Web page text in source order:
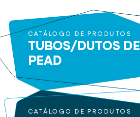
CATÁLOGO DE PRODUTOS
TUBOS/DUTOS DE
PEAD
CATÁLOGO DE PRODUTOS